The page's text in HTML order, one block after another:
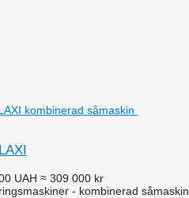
UAH ≈ 309 000 kr
- kombinerad såmaskin